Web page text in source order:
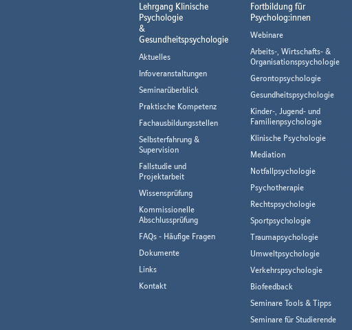
Lehrgang Klinische
Psychologie
&
Gesundheitspsychologie
Aktuelles
Infoveranstaltungen
Seminarüberblick
Praktische Kompetenz
Fachausbildungsstellen
Selbsterfahrung &
Supervision
Fallstudie und
Projektarbeit
Wissensprüfung
Kommissionelle
Abschlussprüfung
FAQs - Häufige Fragen
Dokumente
Links
Kontakt
Fortbildung für
Psycholog:innen
Webinare
Arbeits-, Wirtschafts- &
Organisationspsychologie
Gerontopsychologie
Gesundheitspsychologie
Kinder-, Jugend- und
Familienpsychologie
Klinische Psychologie
Mediation
Notfallpsychologie
Psychotherapie
Rechtspsychologie
Sportpsychologie
Traumapsychologie
Umweltpsychologie
Verkehrspsychologie
Biofeedback
Seminare Tools & Tipps
Seminare für Studierende